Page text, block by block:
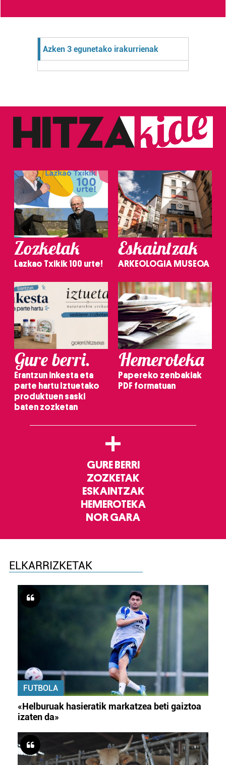
Azken 3 egunetako irakurrienak
Zozketak
Lazkao Txikik 100 urte!
Eskaintzak
ARKEOLOGIA MUSEOA
Gure berri.
Erantzun inkesta eta
parte hartu Iztuetako
produktuen saski
baten zozketan
Hemeroteka
Papereko zenbakiak
PDF formatuan
+
GURE BERRI
ZOZKETAK
ESKAINTZAK
HEMEROTEKA
NOR GARA
ELKARRIZKETAK
FUTBOLA
«Helburuak hasieratik markatzea beti gaiztoa
izaten da»